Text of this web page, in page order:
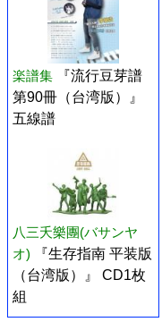
楽譜集
『流行豆芽譜
第90冊（台湾版）』
五線譜
八三夭樂團(バサンヤ
オ)
『生存指南 平装版
（台湾版）』 CD1枚
組